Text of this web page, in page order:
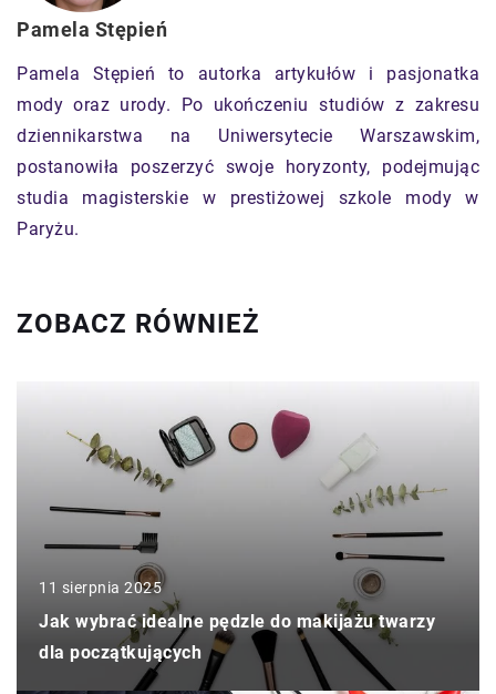
Pamela Stępień
Pamela Stępień to autorka artykułów i pasjonatka
mody oraz urody. Po ukończeniu studiów z zakresu
dziennikarstwa na Uniwersytecie Warszawskim,
postanowiła poszerzyć swoje horyzonty, podejmując
studia magisterskie w prestiżowej szkole mody w
Paryżu.
ZOBACZ RÓWNIEŻ
11 sierpnia 2025
Jak wybrać idealne pędzle do makijażu twarzy
dla początkujących